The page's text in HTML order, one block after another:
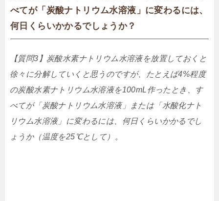
べてが「炭酸ナトリウム水溶液」に変わるには、
何日くらいかかるでしょうか？
【質問3】炭酸水素ナトリウム水溶液を放置しておくと
徐々に分解していくと思うのですが、たとえば4%程度
の炭酸水素ナトリウム水溶液を100mL作ったとき、す
べてが「炭酸ナトリウム水溶液」または「水酸化ナト
リウム水溶液」に変わるには、何日くらいかかるでし
ょうか（温度を25℃として）。